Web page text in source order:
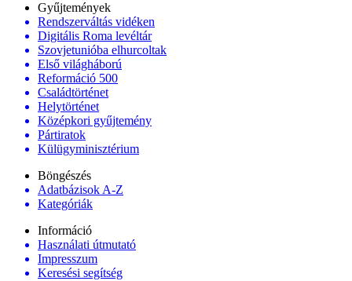
Gyűjtemények
Rendszerváltás vidéken
Digitális Roma levéltár
Szovjetunióba elhurcoltak
Első világháború
Reformáció 500
Családtörténet
Helytörténet
Középkori gyűjtemény
Pártiratok
Külügyminisztérium
Böngészés
Adatbázisok A-Z
Kategóriák
Információ
Használati útmutató
Impresszum
Keresési segítség